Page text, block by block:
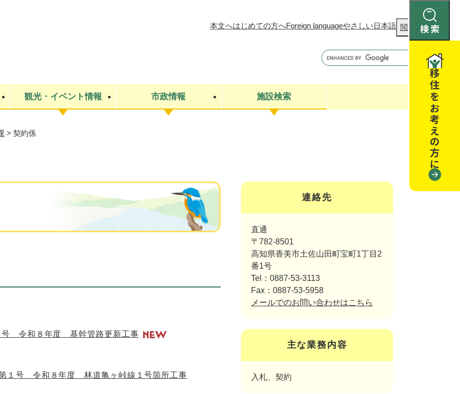
検
索
本文へはじめての方へForeign languageやさしい日本語 閲覧補助
役所・施設案内
観光・イベント情報 市政情報 施設検索
> 契約係
号 令和８年度 基幹管路更新工事
１号 令和８年度 林道亀ヶ峠線１号箇所工事
連絡先
直通
〒782-8501
高知県香美市土佐山田町宝町1丁目2
番1号
Tel：0887-53-3113
Fax：0887-53-5958
メールでのお問い合わせはこちら
主な業務内容
入札、契約